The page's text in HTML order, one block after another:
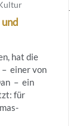
hat die
einer von
– ein
für